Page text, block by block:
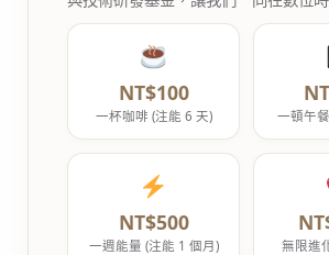
NT$100
一杯咖啡 (注能 6 天) 一頓午
NT$500
一週能量 (注能 1 個月) 無限進